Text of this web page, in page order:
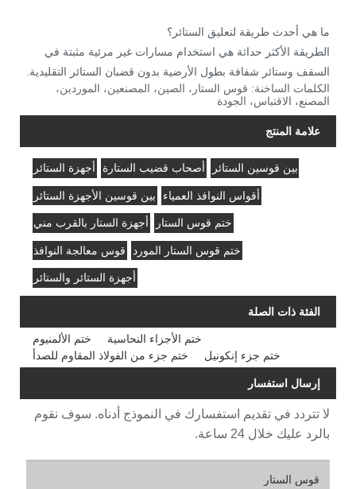
ما هي أحدث طريقة لتعليق الستائر؟
الطريقة الأكثر حداثة هي استخدام مسارات غير مرئية مثبتة في
السقف وستائر شفافة بطول الأرضية بدون قضبان الستائر التقليدية.
الكلمات الساخنة: قوس الستار، الصين، المصنعين، الموردين،
المصنع، الاقتباس، الجودة
علامة المنتج
أجهزة الستائر أصحاب قضيب الستارة بين قوسين الستائر
بين قوسين الأجهزة الستائر أقواس النوافذ العمياء
أجهزة الستار بالقرب مني ختم قوس الستار
قوس معالجة النوافذ ختم قوس الستار المورد
أجهزة الستائر والستائر
الفئة ذات الصلة
ختم الألمنيوم
ختم الأجزاء النحاسية
ختم جزء من الفولاذ المقاوم للصدأ
ختم جزء إنكونيل
إرسال استفسار
لا تتردد في تقديم استفسارك في النموذج أدناه. سوف نقوم
بالرد عليك خلال 24 ساعة.